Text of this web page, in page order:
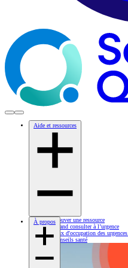
Aide et ressources
Trouver une ressource
Quand consulter à l’urgence
Taux d'occupation des urgences
Conseils santé
À propos